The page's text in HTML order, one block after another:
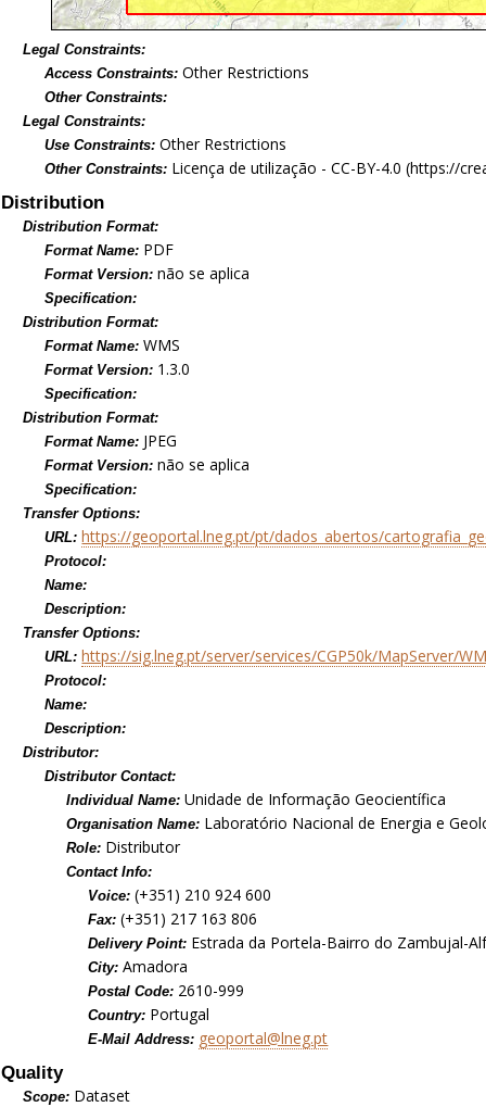
Legal Constraints:
Access Constraints:Other Restrictions
Other Constraints:
Legal Constraints:
Use Constraints:Other Restrictions
Other Constraints: Licença de utilização - CC-BY-4.0 (https://
Distribution
Distribution Format:
Format Name: PDF
Format Version:não se aplica
Specification:
Distribution Format:
Format Name:WMS
Format Version: 1.3.0
Specification:
Distribution Format:
Format Name: JPEG
Format Version:não se aplica
Specification:
Transfer Options:
URL: https://geoportal.lneg.pt/pt/dados_abertos/
Protocol:
Name:
Description:
Transfer Options:
URL: https://sig.lneg.pt/server/services/CGP50k/MapServer/
Protocol:
Name:
Description:
Distributor:
Distributor Contact:
Individual Name:Unidade de Informação Geocientífica
Organisation Name: Laboratório Nacional de Energia e
Role: Distributor
Contact Info:
Voice:(+351) 210 924 600
Fax:(+351) 217 163 806
Delivery Point: Estrada da Portela-Bairro do Zambujal-
City:Amadora
Postal Code: 2610-999
Country: Portugal
E-Mail Address: geoportal@lneg.pt
Quality
Scope: Dataset